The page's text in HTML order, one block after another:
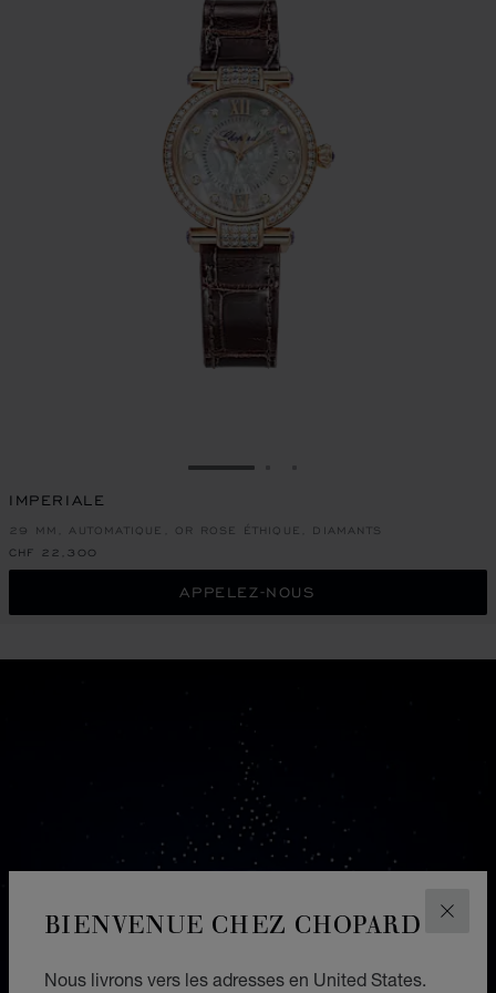
BIENVENUE CHEZ CHOPARD
Nous livrons vers les adresses en United States.
ALLER À LA DIAPOSITIVE 1
IMPERIALE
29 MM, AUTOMATIQUE, OR ROSE ÉTHIQUE, DIAMANTS
CHF 22,300
APPELEZ-NOUS